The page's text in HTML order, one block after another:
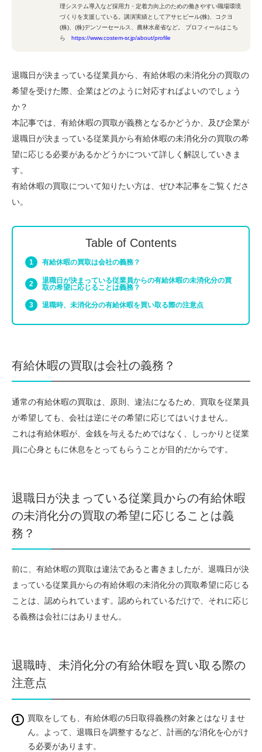
理システム導入など採用力・定着力向上のための働きやすい職場環境
づくりを支援している。講演実績としてアサヒビール(株)、コクヨ
(株)、(株)デンソーセールス、農林水産省など。 プロフィールはこち
ら https://www.costem-sr.jp/about/profile
退職日が決まっている従業員から、有給休暇の未消化分の買取の
希望を受けた際、企業はどのように対応すればよいのでしょう
か？
本記事では、有給休暇の買取が義務となるかどうか、及び企業が
退職日が決まっている従業員から有給休暇の未消化分の買取の希
望に応じる必要があるかどうかについて詳しく解説していきま
す。
有給休暇の買取について知りたい方は、ぜひ本記事をご覧くださ
い。
Table of Contents
有給休暇の買取は会社の義務？
退職日が決まっている従業員からの有給休暇の未消化分の買
取の希望に応じることは義務？
退職時、未消化分の有給休暇を買い取る際の注意点
有給休暇の買取は会社の義務？
通常の有給休暇の買取は、原則、違法になるため、買取を従業員
が希望しても、会社は逆にその希望に応じてはいけません。
これは有給休暇が、金銭を与えるためではなく、しっかりと従業
員に心身ともに休息をとってもらうことが目的だからです。
退職日が決まっている従業員からの有給休暇
の未消化分の買取の希望に応じることは義
務？
前に、有給休暇の買取は違法であると書きましたが、退職日が決
まっている従業員からの有給休暇の未消化分の買取希望に応じる
ことは、認められています。認められているだけで、それに応じ
る義務は会社にはありません。
退職時、未消化分の有給休暇を買い取る際の
注意点
買取をしても、有給休暇の5日取得義務の対象とはなりませ
ん。よって、退職日を調整するなど、計画的な消化を心がけ
る必要があります。